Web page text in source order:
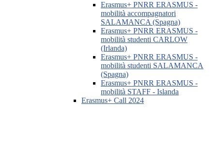
Erasmus+ PNRR ERASMUS -
mobilità accompagnatori
SALAMANCA (Spagna)
Erasmus+ PNRR ERASMUS -
mobilità studenti CARLOW
(Irlanda)
Erasmus+ PNRR ERASMUS -
mobilità studenti SALAMANCA
(Spagna)
Erasmus+ PNRR ERASMUS -
mobilità STAFF - Islanda
Erasmus+ Call 2024